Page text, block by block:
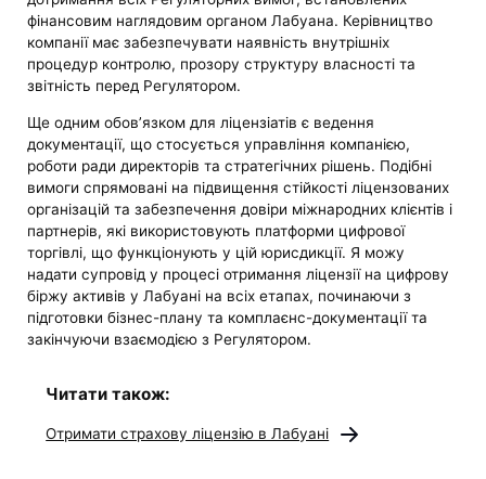
фінансовим наглядовим органом Лабуана. Керівництво
компанії має забезпечувати наявність внутрішніх
процедур контролю, прозору структуру власності та
звітність перед Регулятором.
Ще одним обов’язком для ліцензіатів є ведення
документації, що стосується управління компанією,
роботи ради директорів та стратегічних рішень. Подібні
вимоги спрямовані на підвищення стійкості ліцензованих
організацій та забезпечення довіри міжнародних клієнтів і
партнерів, які використовують платформи цифрової
торгівлі, що функціонують у цій юрисдикції. Я можу
надати супровід у процесі отримання ліцензії на цифрову
біржу активів у Лабуані на всіх етапах, починаючи з
підготовки бізнес-плану та комплаєнс-документації та
закінчуючи взаємодією з Регулятором.
Читати також:
Отримати страхову ліцензію в Лабуані